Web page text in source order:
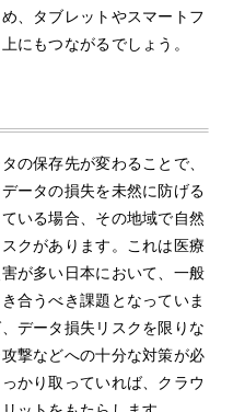
、タブレットやスマートフ
にもつながるでしょう。
の保存先が変わることで、
ータの損失を未然に防げる
いる場合、その地域で自然
クがあります。これは医療
が多い日本において、一般
合うべき課題となっていま
データ損失リスクを限りな
撃などへの十分な対策が必
かり取っていれば、クラウ